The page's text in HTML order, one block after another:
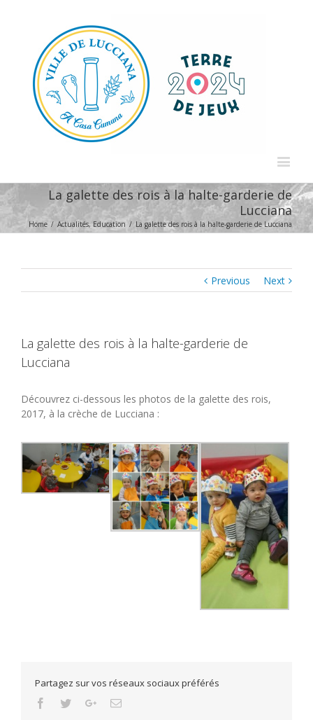
La galette des rois à la halte-garderie de
Lucciana
Home / Actualités,Education / La galette des rois à la halte-garderie de Lucciana
Previous Next
La galette des rois à la halte-garderie de
Lucciana
Découvrez ci-dessous les photos de la galette des rois,
2017, à la crèche de Lucciana :
Partagez sur vos réseaux sociaux préférés
Facebook
TwitterGoogle+Email